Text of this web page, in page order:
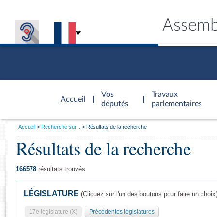
Accueil
d'accueil
Vos
députés
Travaux
parlementaires
Général
Vous
Accueil Recherche sur... Résultats de la recherche
Résultats de la recherche
166578 résultats trouvés
LÉGISLATURE (Cliquez sur l'un des boutons pour faire un choix)
17e législature (X) Précédentes législatures